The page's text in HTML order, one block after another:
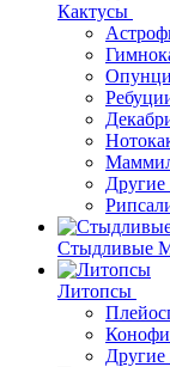
Кактусы
Другие
Стыдливые
Литопсы
Другие